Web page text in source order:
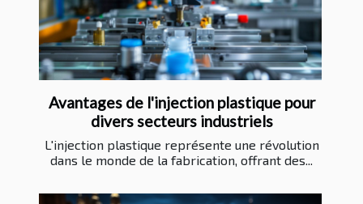
Avantages de l'injection plastique pour
divers secteurs industriels
L'injection plastique représente une révolution
dans le monde de la fabrication, offrant des...